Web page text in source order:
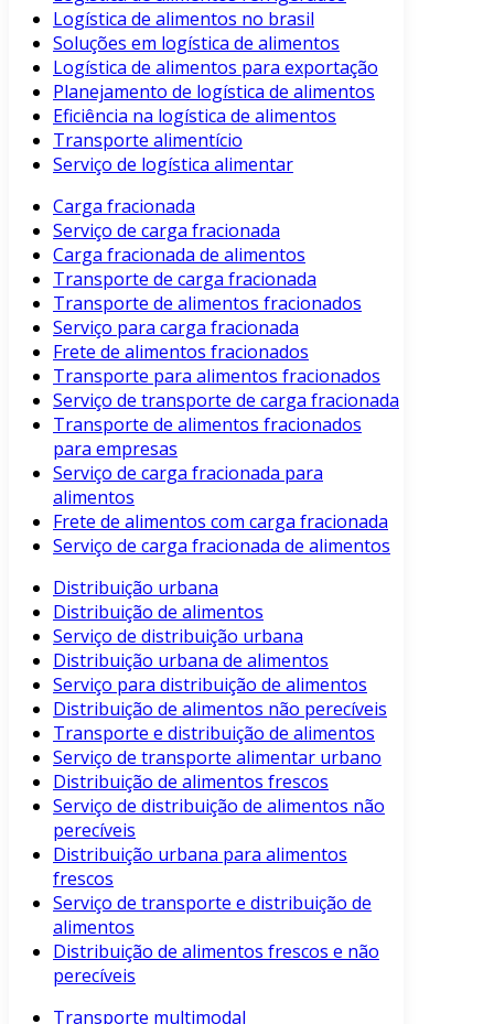
Logística de alimentos no brasil
Soluções em logística de alimentos
Logística de alimentos para exportação
Planejamento de logística de alimentos
Eficiência na logística de alimentos
Transporte alimentício
Serviço de logística alimentar
Carga fracionada
Serviço de carga fracionada
Carga fracionada de alimentos
Transporte de carga fracionada
Transporte de alimentos fracionados
Serviço para carga fracionada
Frete de alimentos fracionados
Transporte para alimentos fracionados
Serviço de transporte de carga fracionada
Transporte de alimentos fracionados
para empresas
Serviço de carga fracionada para
alimentos
Frete de alimentos com carga fracionada
Serviço de carga fracionada de alimentos
Distribuição urbana
Distribuição de alimentos
Serviço de distribuição urbana
Distribuição urbana de alimentos
Serviço para distribuição de alimentos
Distribuição de alimentos não perecíveis
Transporte e distribuição de alimentos
Serviço de transporte alimentar urbano
Distribuição de alimentos frescos
Serviço de distribuição de alimentos não
perecíveis
Distribuição urbana para alimentos
frescos
Serviço de transporte e distribuição de
alimentos
Distribuição de alimentos frescos e não
perecíveis
Transporte multimodal